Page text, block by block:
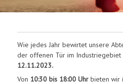
Wie jedes Jahr bewirtet unsere
der offenen Tür im Industriegebiet
12.11.2023.
Von 10:30 bis 18:00 Uhr bieten wir